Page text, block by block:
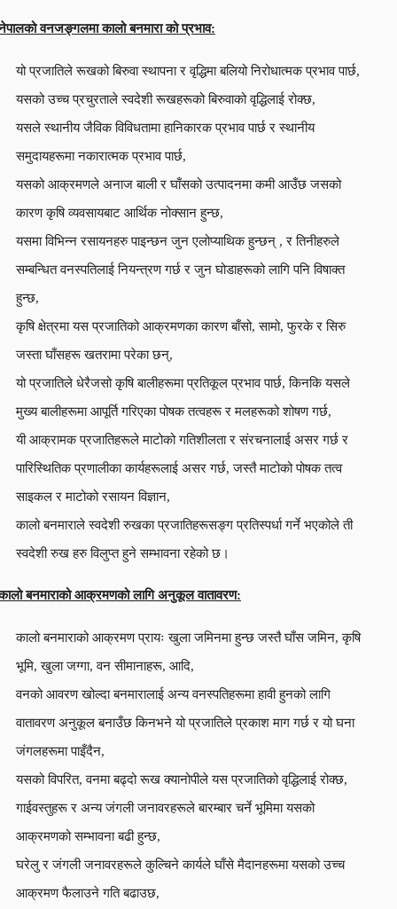
वनजङ्गलमा कालो बनमारा को प्रभाव:
यो प्रजातिले रूखको बिरुवा स्थापना र वृद्धिमा बलियो निरोधात्मक प्रभाव पार्छ,
यसको उच्च प्रचुरताले स्वदेशी रूखहरूको बिरुवाको वृद्धिलाई रोक्छ,
यसले स्थानीय जैविक विविधतामा हानिकारक प्रभाव पार्छ र स्थानीय
समुदायहरूमा नकारात्मक प्रभाव पार्छ,
यसको आक्रमणले अनाज बाली र घाँसको उत्पादनमा कमी आउँछ जसको
कारण कृषि व्यवसायबाट आर्थिक नोक्सान हुन्छ,
यसमा विभिन्न रसायनहरु पाइन्छन जुन एलोप्याथिक हुन्छन् , र तिनीहरुले
सम्बन्धित वनस्पतिलाई नियन्त्रण गर्छ र जुन घोडाहरूको लागि पनि विषाक्त
हुन्छ,
कृषि क्षेत्रमा यस प्रजातिको आक्रमणका कारण बाँसो, सामो, फुरके र सिरु
जस्ता घाँसहरू खतरामा परेका छन्,
यो प्रजातिले धेरैजसो कृषि बालीहरूमा प्रतिकूल प्रभाव पार्छ, किनकि यसले
मुख्य बालीहरूमा आपूर्ति गरिएका पोषक तत्वहरू र मलहरूको शोषण गर्छ,
यी आक्रामक प्रजातिहरूले माटोको गतिशीलता र संरचनालाई असर गर्छ र
पारिस्थितिक प्रणालीका कार्यहरूलाई असर गर्छ, जस्तै माटोको पोषक तत्व
साइकल र माटोको रसायन विज्ञान,
कालो बनमाराले स्वदेशी रुखका प्रजातिहरूसङ्ग प्रतिस्पर्धा गर्ने भएकोले ती
स्वदेशी रुख हरु विलुप्त हुने सम्भावना रहेको छ।
बनमाराको आक्रमणको लागि अनुकूल वातावरण:
कालो बनमाराको आक्रमण प्रायः खुला जमिनमा हुन्छ जस्तै घाँस जमिन, कृषि
भूमि, खुला जग्गा, वन सीमानाहरू, आदि,
वनको आवरण खोल्दा बनमारालाई अन्य वनस्पतिहरूमा हावी हुनको लागि
वातावरण अनुकूल बनाउँछ किनभने यो प्रजातिले प्रकाश माग गर्छ र यो घना
जंगलहरूमा पाइँदैन,
यसको विपरित, वनमा बढ्दो रूख क्यानोपीले यस प्रजातिको वृद्धिलाई रोक्छ,
गाईवस्तुहरू र अन्य जंगली जनावरहरूले बारम्बार चर्ने भूमिमा यसको
आक्रमणको सम्भावना बढी हुन्छ,
घरेलु र जंगली जनावरहरूले कुल्चिने कार्यले घाँसे मैदानहरूमा यसको उच्च
आक्रमण फैलाउने गति बढाउछ,